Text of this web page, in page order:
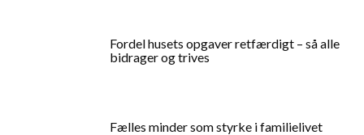
Fordel husets opgaver retfærdigt – så alle
bidrager og trives
Fælles minder som styrke i familielivet